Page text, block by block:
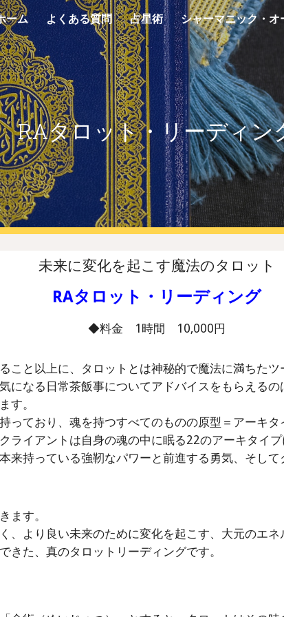
to main content Skip to
ーム よくある質問 占星術
RAタロット・リーディン
未来に変化を起こす魔法のタロット
RAタロット・リーディング
◆料金 1時間 10,000円
こと以上に、タロットとは神秘的で魔法に満ちたツ
なる日常茶飯事についてアドバイスをもらえる
す。
っており、魂を持つすべてのものの原型＝アーキ
ライアントは自身の魂の中に眠る22のアーキタイプ
来持っている強靭なパワーと前進する勇気、そして
ます。
、より良い未来のために変化を起こす、大元のエネ
きた、真のタロットリーディングです。